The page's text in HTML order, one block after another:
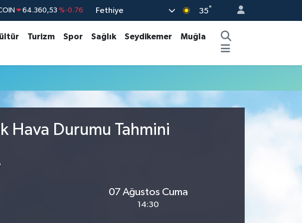
64.360,53 %-0.76
STERLİN 64,1897 %0.02
BİST100 13.887
Fethiye 35°
Turizm Spor Sağlık Seydikemer
Muğla
Hava Durumu Tahmini
07 Ağustos Cuma
14:30